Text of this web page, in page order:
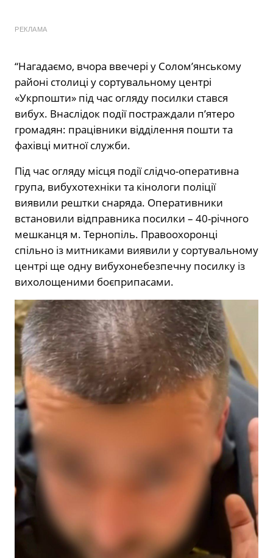
РЕКЛАМА
“Нагадаємо, вчора ввечері у Солом’янському
районі столиці у сортувальному центрі
«Укрпошти» під час огляду посилки стався
вибух. Внаслідок події постраждали п’ятеро
громадян: працівники відділення пошти та
фахівці митної служби.
Під час огляду місця події слідчо-оперативна
група, вибухотехніки та кінологи поліції
виявили рештки снаряда. Оперативники
встановили відправника посилки – 40-річного
мешканця м. Тернопіль. Правоохоронці
спільно із митниками виявили у сортувальному
центрі ще одну вибухонебезпечну посилку із
вихолощеними боєприпасами.